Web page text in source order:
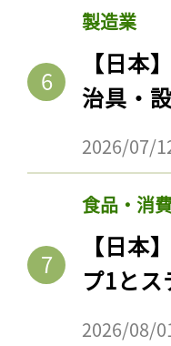
製造業
【日本
治具・
2026/07/
食品・消
【日本
プ1と
2026/08/